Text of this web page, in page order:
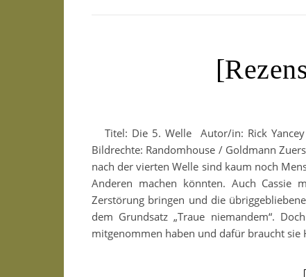
Titel: Die 5. Welle Autor/in: Rick
Bildrechte: Randomhouse / Goldmann
nach der vierten Welle sind kaum noch
Anderen machen könnten. Auch Cassie
Zerstörung bringen und die
dem Grundsatz „Traue niemandem“.
mitgenommen haben und dafür braucht